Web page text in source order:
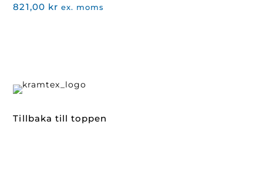
821,00 kr ex. moms
Tillbaka till toppen